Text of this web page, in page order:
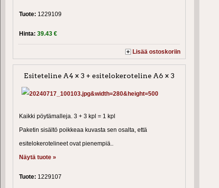
Tuote: 1229109
Hinta: 39.43 €
Lisää ostoskoriin
Esiteteline A4 × 3 + esitelokeroteline A6 × 3
Kaikki pöytämalleja. 3 + 3 kpl = 1 kpl
Paketin sisältö poikkeaa kuvasta sen osalta, että
esitelokerotelineet ovat pienempiä..
Näytä tuote »
Tuote: 1229107